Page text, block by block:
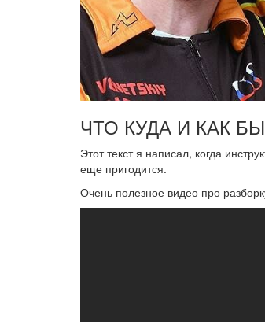
ЧТО КУДА И КАК
Этот текст я написал, когда
еще пригодится.
Очень полезное видео про